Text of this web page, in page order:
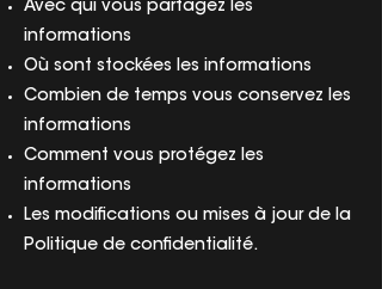
Avec qui vous partagez les
informations
Où sont stockées les informations
Combien de temps vous conservez les
informations
Comment vous protégez les
informations
Les modifications ou mises à jour de la
Politique de confidentialité.